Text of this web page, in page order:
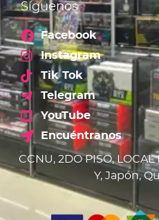
Síguenos
Facebook
Instagram
Tik Tok
Telegram
YouTube
Encuéntranos
CCNU, 2DO PISO,
Y, Japón,